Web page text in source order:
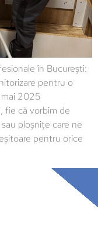
în București:
pentru o
2025
fie că vorbim de
ploșnițe care ne
pentru orice